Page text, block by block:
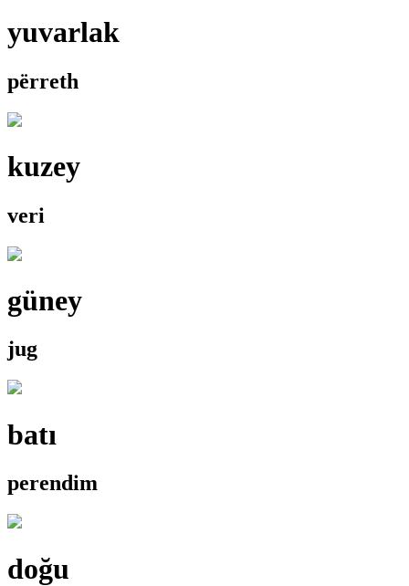
yuvarlak
përreth
kuzey
veri
güney
jug
batı
perendim
doğu